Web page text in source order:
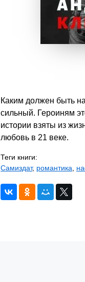
Каким должен быть
сильный. Героиням
истории взяты из
любовь в 21 веке.
Теги книги:
Самиздат, романтика